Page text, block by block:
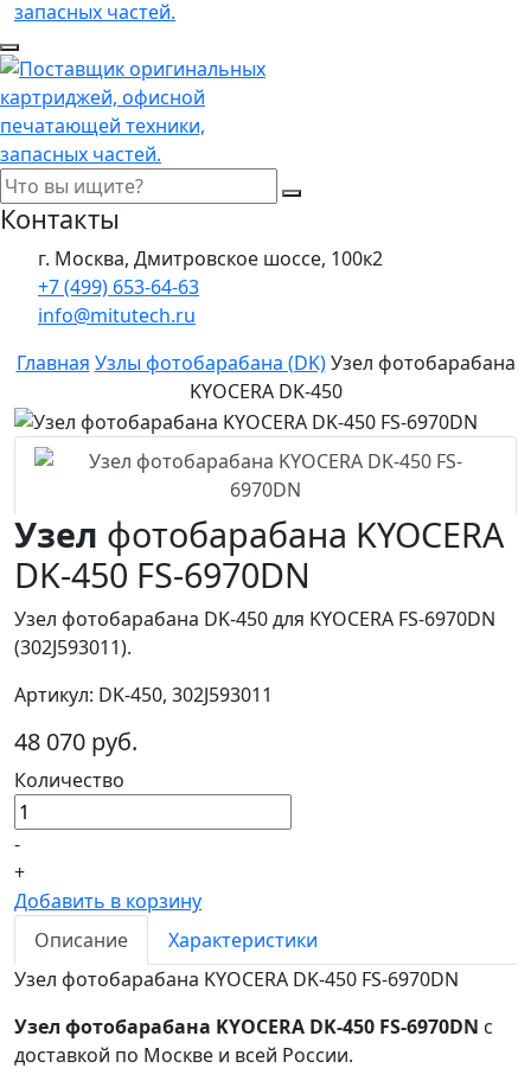
Контакты
г. Москва, Дмитровское шоссе, 100к2
+7 (499) 653-64-63
info@mitutech.ru
Главная Узлы фотобарабана (DK) Узел фотобарабана
KYOCERA DK-450
Узел фотобарабана KYOCERA
DK-450 FS-6970DN
Узел фотобарабана DK-450 для KYOCERA FS-6970DN
(302J593011).
Артикул: DK-450, 302J593011
48 070 руб.
Количество
-
+
Добавить в корзину
Описание
Характеристики
Узел фотобарабана KYOCERA DK-450 FS-6970DN
Узел фотобарабана KYOCERA DK-450 FS-6970DN с
доставкой по Москве и всей России.